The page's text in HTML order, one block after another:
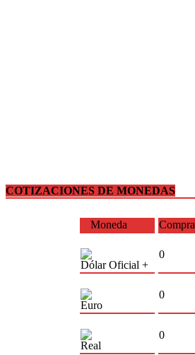
COTIZACIONES DE MONEDAS
Moneda Compra
Dólar Oficial +
0
Euro
0
Real
0